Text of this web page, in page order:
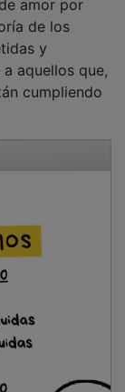
su
ha insistido en
“El que
de los
recorren las
de cada uno
recordado el